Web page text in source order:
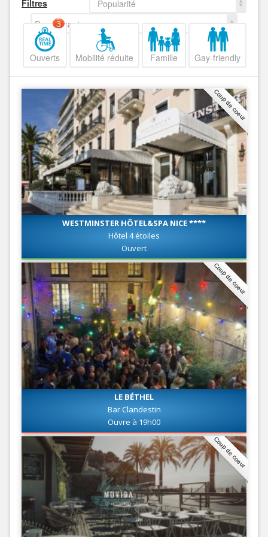
Filtres
Popularité
Decroissant
Ouverts
3
Mobilité réduite Famille Gay-friendly
Coup de coeur
WESTMINSTER HÔTEL&SPA NICE ****
Hôtel 4 étoiles
Ouvert
Coup de coeur
LE BÉTHEL
Bar Clandestin
Ouvre à 19h00
Coup de coeur